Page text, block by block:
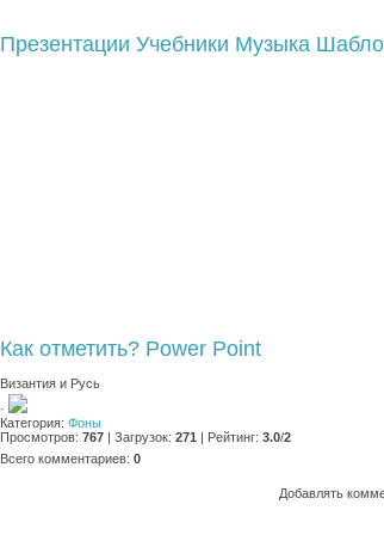
Презентации Учебники Музыка
Как отметить? Power Point
Византия и Русь
·
Категория: Фоны
Просмотров: 767 | Загрузок: 271 | Рейтинг: 3.0/2
Всего комментариев: 0
Добавлять